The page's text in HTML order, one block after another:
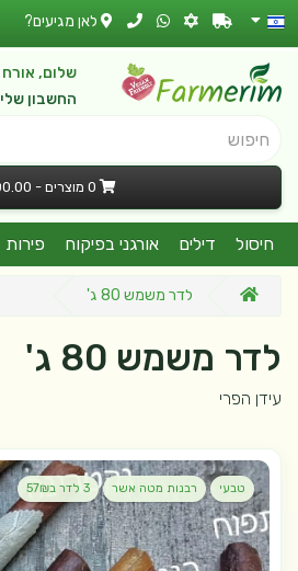
לאן מגיעים?
שלום, אורח
החשבון שלי
חיפוש
0 מוצרים - ₪0.00
חיסול דילים אורגני בפיקוח פירות
לדר משמש 80 ג'
לדר משמש 80 ג'
עידן הפרי
טבעי רבנות מטה אשר 3 לדר ב57₪